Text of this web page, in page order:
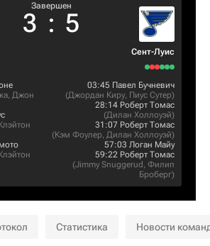
Завершен
3 : 5
Сент-Луис
, Джон
03:45 Павел Бучневич
(Джордан Киру, Пиус Сутер)
28:14 Роберт Томас
(Дилан Холлоуэй)
31:07 Роберт Томас
(Кэм Фоулер, Дилан Холлоуэй)
57:03 Логан Майу
59:22 Роберт Томас
(Jimmy Snuggerud , Филип
Броберг)
Статистика Новости